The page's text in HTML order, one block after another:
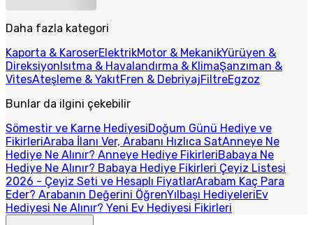
Daha fazla kategori
Kaporta & KaroserElektrikMotor & MekanikYürüyen &
DireksiyonIsıtma & Havalandırma & KlimaŞanzıman &
VitesAteşleme & YakıtFren & DebriyajFiltreEgzoz
Bunlar da ilgini çekebilir
Sömestir ve Karne HediyesiDoğum Günü Hediye ve
FikirleriAraba İlanı Ver, Arabanı Hızlıca SatAnneye Ne
Hediye Ne Alınır? Anneye Hediye FikirleriBabaya Ne
Hediye Ne Alınır? Babaya Hediye Fikirleri Çeyiz Listesi
2026 - Çeyiz Seti ve Hesaplı FiyatlarArabam Kaç Para
Eder? Arabanın Değerini ÖğrenYılbaşı HediyeleriEv
Hediyesi Ne Alınır? Yeni Ev Hediyesi Fikirleri